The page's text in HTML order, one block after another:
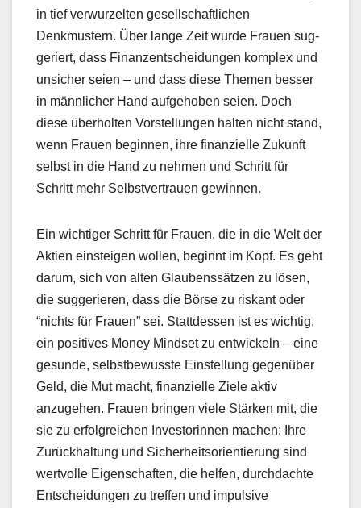
in tief ver­wurzel­ten gesellschaftlichen
Denkmustern. Über lange Zeit wurde Frauen sug­
geriert, dass Finanzentschei­dun­gen kom­plex und
unsich­er seien – und dass diese The­men bess­er
in männlich­er Hand aufge­hoben seien. Doch
diese über­holten Vorstel­lun­gen hal­ten nicht stand,
wenn Frauen begin­nen, ihre finanzielle Zukun­ft
selb­st in die Hand zu nehmen und Schritt für
Schritt mehr Selb­stver­trauen gewin­nen.
Ein wichtiger Schritt für Frauen, die in die Welt der
Aktien ein­steigen wollen, begin­nt im Kopf. Es geht
darum, sich von alten Glaubenssätzen zu lösen,
die sug­gerieren, dass die Börse zu riskant oder
“nichts für Frauen” sei. Stattdessen ist es wichtig,
ein pos­i­tives Mon­ey Mind­set zu entwick­eln – eine
gesunde, selb­st­be­wusste Ein­stel­lung gegenüber
Geld, die Mut macht, finanzielle Ziele aktiv
anzuge­hen. Frauen brin­gen viele Stärken mit, die
sie zu erfol­gre­ichen Investorin­nen machen: Ihre
Zurück­hal­tung und Sicher­heit­sori­en­tierung sind
wertvolle Eigen­schaften, die helfen, durch­dachte
Entschei­dun­gen zu tre­f­fen und impul­sive